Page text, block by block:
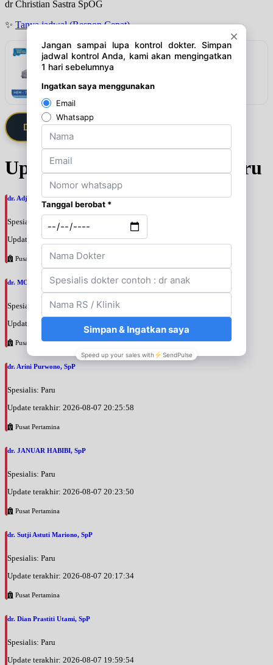
dr Christian Sastra SpOG
✨ Tanya jadwal (Respon Cepat)
Rekomendasi
Omron Tensimeter Digital HEM-7124
Daftarkan Saya via Member VIP
Update Jadwal Dokter terbaru
dr. Adji Suprajitno, SpPD
Spesialis: Penyakit Dalam
Update terakhir: 2026-08-07 20:37:59
Pusat Pertamina
dr. MOCHAMAD PASHA, SpPD
Spesialis: Penyakit Dalam
Update terakhir: 2026-08-07 20:35:45
Pusat Pertamina
dr. Arini Purwono, SpP
Spesialis: Paru
Update terakhir: 2026-08-07 20:25:58
Pusat Pertamina
dr. JANUAR HABIBI, SpP
Spesialis: Paru
Update terakhir: 2026-08-07 20:23:50
Pusat Pertamina
dr. Sutji Astuti Mariono, SpP
Spesialis: Paru
Update terakhir: 2026-08-07 20:17:34
Pusat Pertamina
dr. Dian Prastiti Utami, SpP
Spesialis: Paru
Update terakhir: 2026-08-07 19:59:54